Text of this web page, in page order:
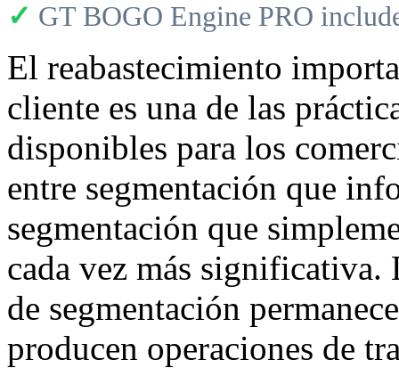
✓ GT BOGO Engine PRO
El reabastecimiento
cliente es una de las
disponibles para los
entre segmentación que
segmentación que
cada vez más significativa.
de segmentación
producen operaciones de